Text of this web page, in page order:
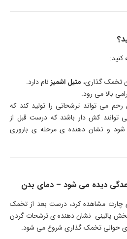
کنید:
تخمک گذاری، متیل اشمیز نام دارد.
بالا می رود.
می تواند ترشحاتی را تولید کند که
کش دار باشند که درست قبل از
و نشان دهنده ی مرحله ی باروری
دیده می شود – دمای بدن
چارت مشاهده کرد، درست بعد از تخمک
پائینی نشان دهنده ی ترشحات گردن
حوالی تخمک گذاری شروع می شود.